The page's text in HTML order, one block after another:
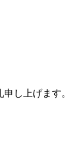
し上げます。